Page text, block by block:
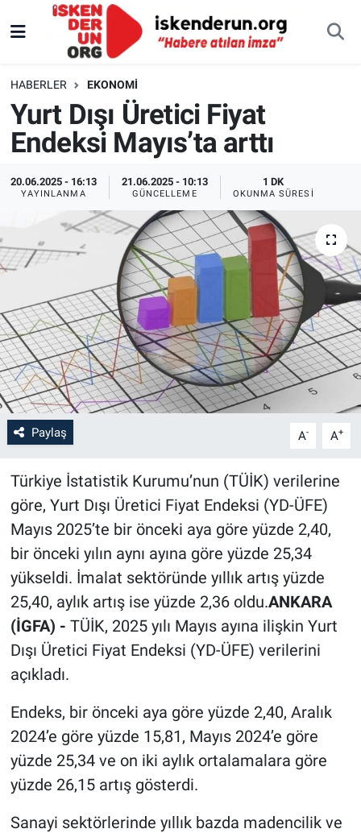
HABERLER EKONOMI
Yurt Dışı Üretici Fiyat
Endeksi Mayıs’ta arttı
20.06.2025 - 16:13
YAYINLANMA
21.06.2025 - 10:13
GÜNCELLEME
1 DK
OKUNMA SÜRESI
Paylaş A- A+
Türkiye İstatistik Kurumu’nun (TÜİK) verilerine
göre, Yurt Dışı Üretici Fiyat Endeksi (YD-ÜFE)
Mayıs 2025’te bir önceki aya göre yüzde 2,40,
bir önceki yılın aynı ayına göre yüzde 25,34
yükseldi. İmalat sektöründe yıllık artış yüzde
25,40, aylık artış ise yüzde 2,36 oldu.ANKARA
(İGFA) - TÜİK, 2025 yılı Mayıs ayına ilişkin Yurt
Dışı Üretici Fiyat Endeksi (YD-ÜFE) verilerini
açıkladı.
Endeks, bir önceki aya göre yüzde 2,40, Aralık
2024’e göre yüzde 15,81, Mayıs 2024’e göre
yüzde 25,34 ve on iki aylık ortalamalara göre
yüzde 26,15 artış gösterdi.
Sanayi sektörlerinde yıllık bazda madencilik ve